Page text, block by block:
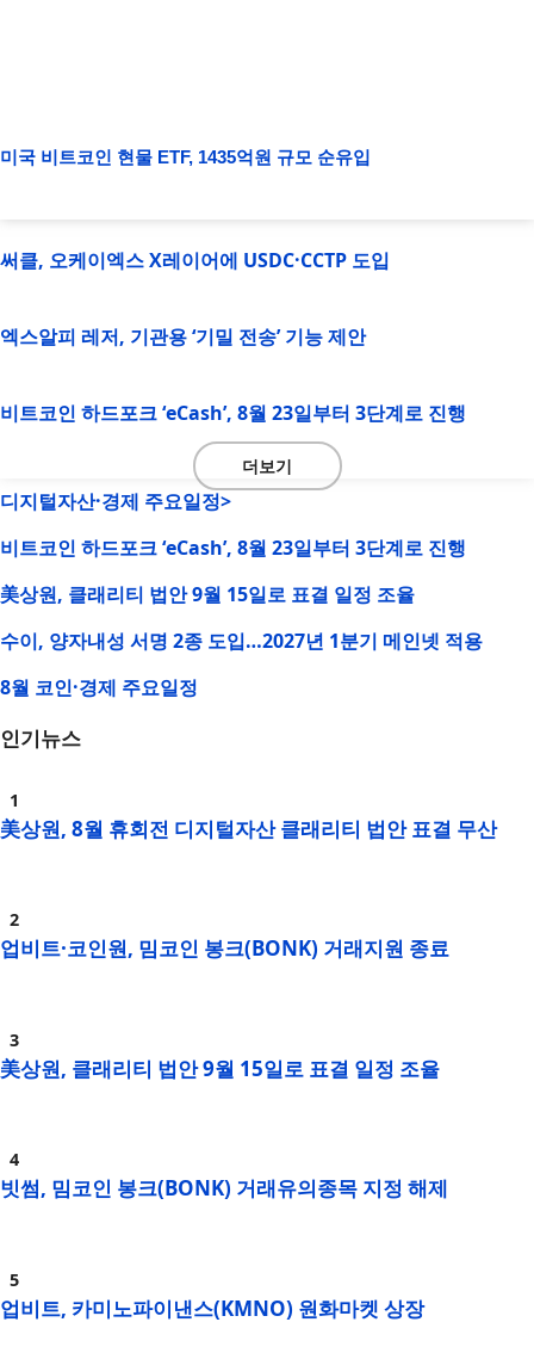
미국 비트코인 현물 ETF, 1435억원 규모 순유입
써클, 오케이엑스 X레이어에 USDC·CCTP 도입
엑스알피 레저, 기관용 ‘기밀 전송’ 기능 제안
비트코인 하드포크 ‘eCash’, 8월 23일부터 3단계로 진행
더보기
디지털자산·경제 주요일정>
비트코인 하드포크 ‘eCash’, 8월 23일부터 3단계로 진행
美상원, 클래리티 법안 9월 15일로 표결 일정 조율
수이, 양자내성 서명 2종 도입…2027년 1분기 메인넷 적용
8월 코인·경제 주요일정
인기뉴스
美상원, 8월 휴회전 디지털자산 클래리티 법안 표결 무산
업비트·코인원, 밈코인 봉크(BONK) 거래지원 종료
美상원, 클래리티 법안 9월 15일로 표결 일정 조율
빗썸, 밈코인 봉크(BONK) 거래유의종목 지정 해제
업비트, 카미노파이낸스(KMNO) 원화마켓 상장